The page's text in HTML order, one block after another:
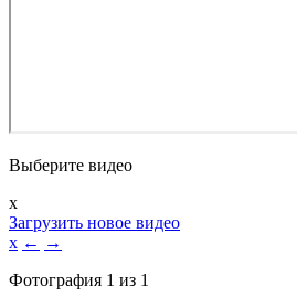
Выберите видео
x
Загрузить новое видео
x ← →
Фотография 1 из 1